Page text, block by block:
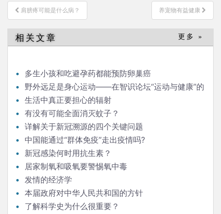
文
章
导
航
肩膀疼可能是什么病？ 养宠物有益健康
相关文章 更多 »
多生小孩和吃避孕药都能预防卵巢癌
野外远足是身心运动——在智识论坛“运动与健康”的
发言生活中真正要担心的辐射
有没有可能全面消灭蚊子？
详解关于新冠溯源的四个关键问题
中国能通过“群体免疫”走出疫情吗?
新冠感染何时用抗生素？
居家制氧和吸氧要警惕氧中毒
发情的经济学
本届政府对中华人民共和国的方针
了解科学史为什么很重要？